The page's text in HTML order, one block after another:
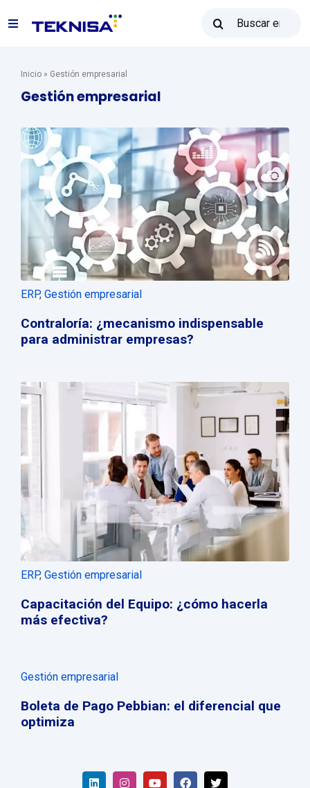
Alternar
Soluciones
Recursos
Ventas: (31) 2122-2300
Póngase en contacto con
Inicio» Gestión empresarial
Gestión empresarial
ERP, Gestión empresarial
Contraloría: ¿mecanismo indispensable
para administrar empresas?
ERP, Gestión empresarial
Capacitación del Equipo: ¿cómo hacerla
más efectiva?
Gestión empresarial
Boleta de Pago Pebbian: el diferencial que
optimiza